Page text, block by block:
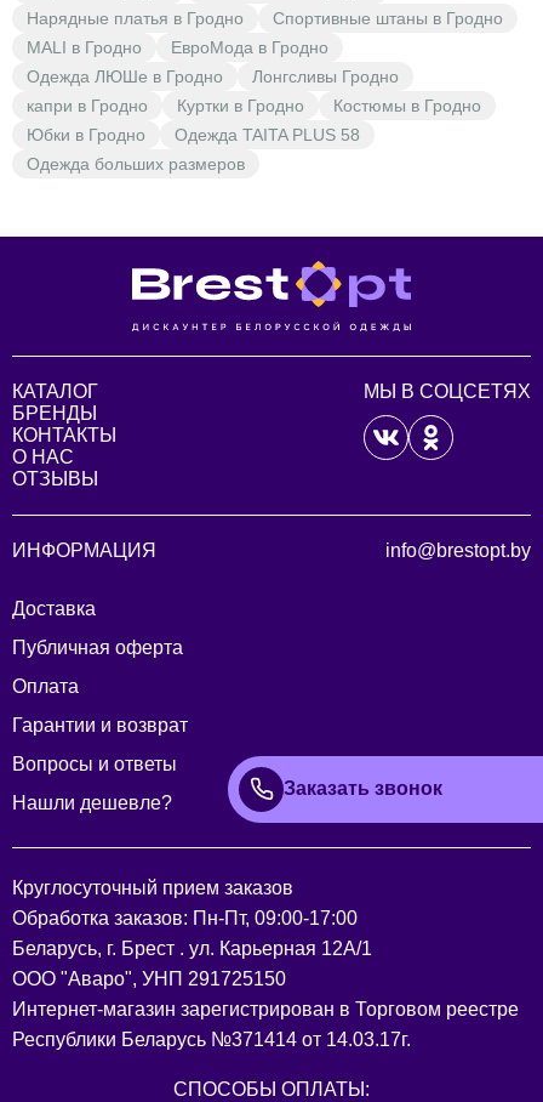
Нарядные платья в Гродно
Спортивные штаны в Гродно
MALI в Гродно
ЕвроМода в Гродно
Одежда ЛЮШе в Гродно
Лонгсливы Гродно
капри в Гродно
Куртки в Гродно
Костюмы в Гродно
Юбки в Гродно
Одежда TAITA PLUS 58
Одежда больших размеров
КАТАЛОГ
БРЕНДЫ
КОНТАКТЫ
О НАС
ОТЗЫВЫ
МЫ В СОЦСЕТЯХ
ИНФОРМАЦИЯ
Доставка
Публичная оферта
Оплата
Гарантии и возврат
Вопросы и ответы
Нашли дешевле?
info@brestopt.by
Заказать звонок
Круглосуточный прием заказов
Обработка заказов: Пн-Пт, 09:00-17:00
Беларусь, г. Брест . ул. Карьерная 12А/1
ООО "Аваро", УНП 291725150
Интернет-магазин зарегистрирован в Торговом реестре
Республики Беларусь №371414 от 14.03.17г.
СПОСОБЫ ОПЛАТЫ: